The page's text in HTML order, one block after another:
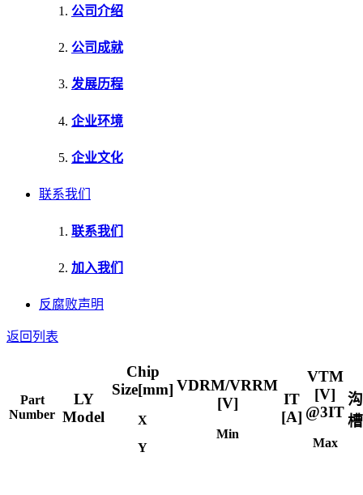
公司介绍
公司成就
发展历程
企业环境
企业文化
联系我们
联系我们
加入我们
反腐败声明
返回列表
Part
Number
LY
Model
Chip
Size[mm]
X
Y
VDRM/VRRM
[V]
Min
IT
[A]
VTM
[V]
@3IT
Max
沟
槽